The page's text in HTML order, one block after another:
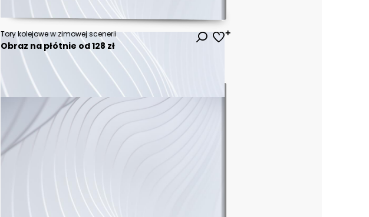
Tory kolejowe w zimowej scenerii
Obraz na płótnie od 128 zł